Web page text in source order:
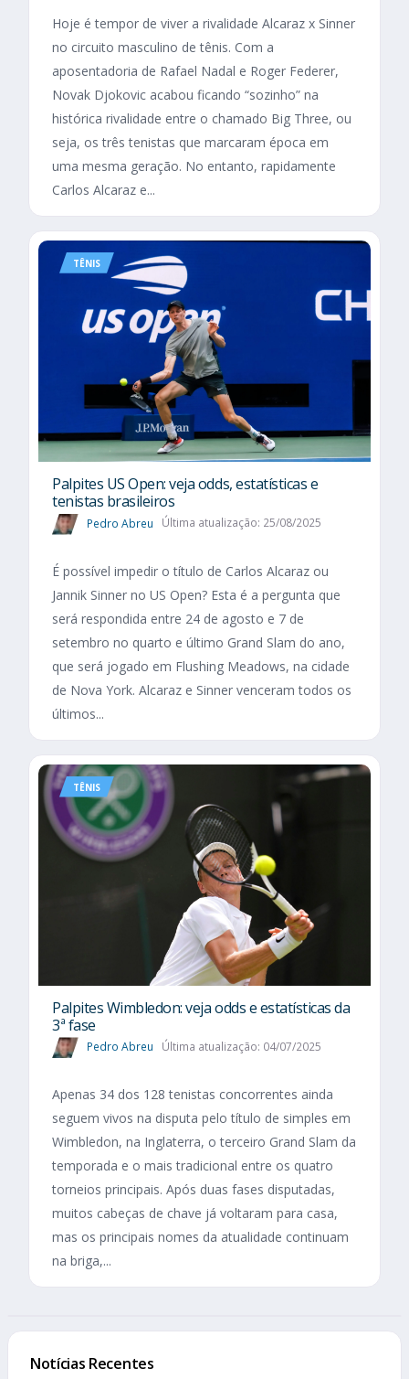
Hoje é tempor de viver a rivalidade Alcaraz x Sinner
no circuito masculino de tênis. Com a
aposentadoria de Rafael Nadal e Roger Federer,
Novak Djokovic acabou ficando “sozinho” na
histórica rivalidade entre o chamado Big Three, ou
seja, os três tenistas que marcaram época em
uma mesma geração. No entanto, rapidamente
Carlos Alcaraz e...
TÊNIS
Palpites US Open: veja odds, estatísticas e
tenistas brasileiros
Pedro Abreu Última atualização: 25/08/2025
É possível impedir o título de Carlos Alcaraz ou
Jannik Sinner no US Open? Esta é a pergunta que
será respondida entre 24 de agosto e 7 de
setembro no quarto e último Grand Slam do ano,
que será jogado em Flushing Meadows, na cidade
de Nova York. Alcaraz e Sinner venceram todos os
últimos...
TÊNIS
Palpites Wimbledon: veja odds e estatísticas da
3ª fase
Pedro Abreu Última atualização: 04/07/2025
Apenas 34 dos 128 tenistas concorrentes ainda
seguem vivos na disputa pelo título de simples em
Wimbledon, na Inglaterra, o terceiro Grand Slam da
temporada e o mais tradicional entre os quatro
torneios principais. Após duas fases disputadas,
muitos cabeças de chave já voltaram para casa,
mas os principais nomes da atualidade continuam
na briga,...
Notícias Recentes